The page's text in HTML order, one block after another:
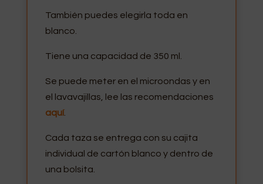
También puedes elegirla toda en
blanco.
Tiene una capacidad de 350 ml.
Se puede meter en el microondas y en
el lavavajillas, lee las recomendaciones
aquí.
Cada taza se entrega con su cajita
individual de cartón blanco y dentro de
una bolsita.